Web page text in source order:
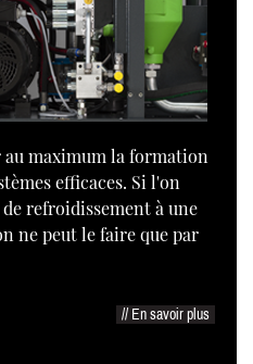
maximum la formation
efficaces. Si l'on
refroidissement à une
ne peut le faire que par
// En savoir plus